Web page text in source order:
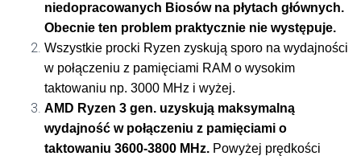
niedopracowanych Biosów na płytach głównych.
Obecnie ten problem praktycznie nie występuje.
Wszystkie procki Ryzen zyskują sporo na wydajności
w połączeniu z pamięciami RAM o wysokim
taktowaniu np. 3000 MHz i wyżej.
AMD Ryzen 3 gen. uzyskują maksymalną
wydajność w połączeniu z pamięciami o
taktowaniu 3600-3800 MHz. Powyżej prędkości